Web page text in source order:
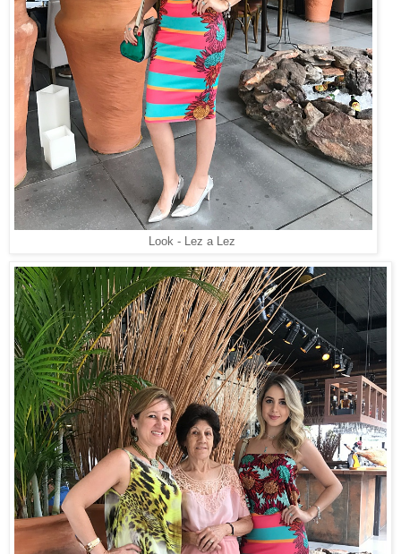
Look - Lez a Lez